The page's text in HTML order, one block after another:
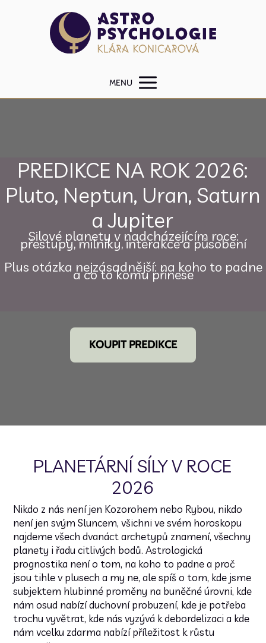
MENU
PREDIKCE NA ROK 2026:
Pluto, Neptun, Uran, Saturn
a Jupiter
Silové planety v nadcházejícím roce:
přestupy, milníky, interakce a působení
Plus otázka nejzásadnější: na koho to padne
a co to komu přinese
KOUPIT PREDIKCE
PLANETÁRNÍ SÍLY V ROCE
2026
Nikdo z nás není jen Kozorohem nebo Rybou, nikdo
není jen svým Sluncem, všichni ve svém horoskopu
najdeme všech dvanáct archetypů znamení, všechny
planety i řadu citlivých bodů. Astrologická
prognostika není o tom, na koho to padne a proč
jsou tihle v plusech a my ne, ale spíš o tom, kde jsme
subjektem hlubinné proměny na buněčné úrovni, kde
nám osud nabízí duchovní probuzení, kde je potřeba
trochu vyvětrat, kde nás vyzývá k debordelizaci a kde
nám vcelku zdarma nabízí příležitost k růstu